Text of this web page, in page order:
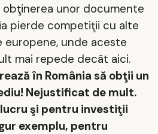
unor documente
pierde competiţii cu alte
europene, unde aceste
mai repede decât aici.
în România să obţii un
Nejustificat de mult.
şi pentru investiţii
exemplu, pentru